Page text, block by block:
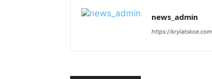
news_admin
https://krylatskoe.com